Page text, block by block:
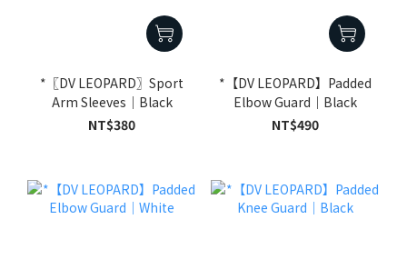
*〖DV LEOPARD〗Sport
Arm Sleeves｜Black
NT$380
*【DV LEOPARD】Padded
Elbow Guard｜Black
NT$490